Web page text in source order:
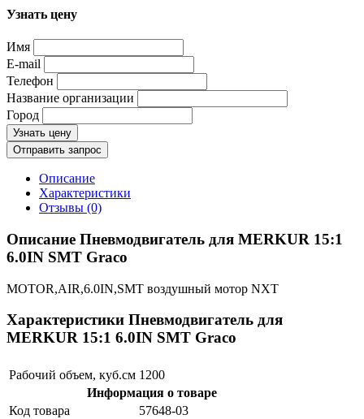
Узнать цену
Имя
E-mail
Телефон
Название организации
Город
Узнать цену
Отправить запрос
Описание
Характеристики
Отзывы (0)
Описание Пневмодвигатель для MERKUR 15:1
6.0IN SMT Graco
MOTOR,AIR,6.0IN,SMT воздушный мотор NXT
Характеристики Пневмодвигатель для
MERKUR 15:1 6.0IN SMT Graco
Рабочий объем, куб.см 1200
Информация о товаре
Код товара
57648-03